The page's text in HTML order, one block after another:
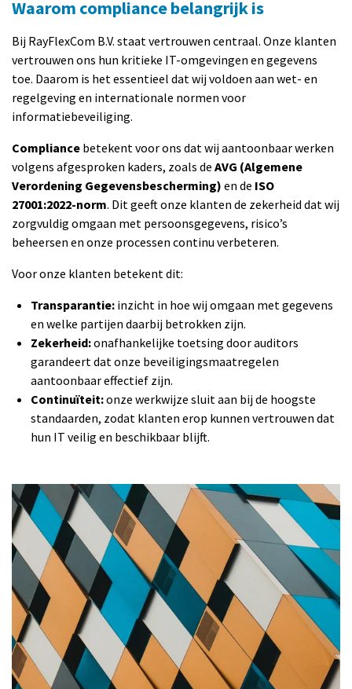
Waarom compliance belangrijk is
Bij RayFlexCom B.V. staat vertrouwen centraal. Onze klanten
vertrouwen ons hun kritieke IT-omgevingen en gegevens
toe. Daarom is het essentieel dat wij voldoen aan wet- en
regelgeving en internationale normen voor
informatiebeveiliging.
Compliance betekent voor ons dat wij aantoonbaar werken
volgens afgesproken kaders, zoals de AVG (Algemene
Verordening Gegevensbescherming) en de ISO
27001:2022-norm. Dit geeft onze klanten de zekerheid dat wij
zorgvuldig omgaan met persoonsgegevens, risico’s
beheersen en onze processen continu verbeteren.
Voor onze klanten betekent dit:
Transparantie: inzicht in hoe wij omgaan met gegevens
en welke partijen daarbij betrokken zijn.
Zekerheid:onafhankelijke toetsing door auditors
garandeert dat onze beveiligingsmaatregelen
aantoonbaar effectief zijn.
Continuïteit:onze werkwijze sluit aan bij de hoogste
standaarden, zodat klanten erop kunnen vertrouwen dat
hun IT veilig en beschikbaar blijft.